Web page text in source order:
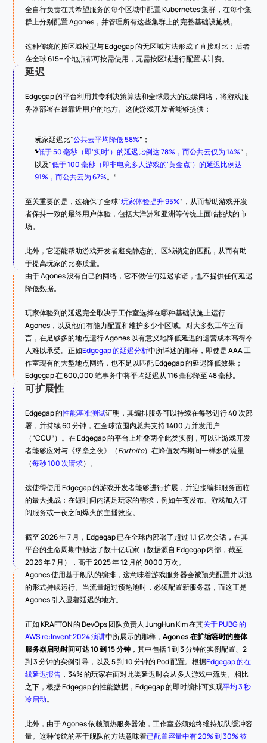
全自行负责在其希望服务的每个区域中配置 Kubernetes 集群，在每个集
群上分别配置 Agones，并管理所有这些集群上的完整基础设施栈。
这种传统的按区域模型与 Edgegap 的无区域方法形成了直接对比：后者
在全球 615+ 个地点都可按需使用，无需按区域进行配置或计费。
延迟
Edgegap 的平台利用其专利决策算法和全球最大的边缘网络，将游戏服
务器部署在最靠近用户的地方。这使游戏开发者能够提供：
玩家延迟比“公共云平均降低 58%”；
“低于 50 毫秒（即‘实时’）的延迟比例达 78%，而公共云仅为 14%”，
以及“低于 100 毫秒（即非电竞多人游戏的‘黄金点’）的延迟比例达
91%，而公共云为 67%。”
至关重要的是，这确保了全球“玩家体验提升 95%”，从而帮助游戏开发
者保持一致的最终用户体验，包括大洋洲和亚洲等传统上面临挑战的市
场。
此外，它还能帮助游戏开发者避免静态的、区域锁定的匹配，从而有助
于提高玩家的比赛质量。
由于 Agones 没有自己的网络，它不做任何延迟承诺，也不提供任何延迟
降低数据。
玩家体验到的延迟完全取决于工作室选择在哪种基础设施上运行
Agones，以及他们有能力配置和维护多少个区域。对大多数工作室而
言，在足够多的地点运行 Agones 以有意义地降低延迟的运营成本高得令
人难以承受。正如Edgegap 的延迟分析中所详述的那样，即使是 AAA 工
作室现有的大型地点网络，也不足以匹配 Edgegap 的延迟降低效果；
Edgegap 在 600,000 笔事务中将平均延迟从 116 毫秒降至 48 毫秒。
可扩展性
Edgegap 的性能基准测试证明，其编排服务可以持续在每秒进行 40 次部
署，并持续 60 分钟，在全球范围内总共支持 1400 万并发用户
（“CCU”）。在 Edgegap 的平台上堆叠两个此类实例，可以让游戏开发
者能够应对与《堡垒之夜》（Fortnite）在峰值发布期间一样多的流量
（每秒 100 次请求）。
这使得使用 Edgegap 的游戏开发者能够进行扩展，并迎接编排服务面临
的最大挑战：在短时间内满足玩家的需求，例如午夜发布、游戏加入订
阅服务或一夜之间爆火的主播效应。
截至 2026 年 7 月，Edgegap 已在全球内部署了超过 1.1 亿次会话，在其
平台的生命周期中触达了数十亿玩家（数据源自 Edgegap 内部，截至
2026 年 7 月），高于 2025 年 12 月的 8000 万次。
Agones 使用基于舰队的编排，这意味着游戏服务器会被预先配置并以池
的形式持续运行。当流量超过预热池时，必须配置新服务器，而这正是
Agones 引入显著延迟的地方。
正如 KRAFTON 的 DevOps 团队负责人 JungHun Kim 在其关于 PUBG 的
AWS re:Invent 2024 演讲中所展示的那样，Agones 在扩缩容时的整体
服务器启动时间可达 10 到 15 分钟 ，其中包括 1 到 3 分钟的实例配置、2
到 3 分钟的实例引导，以及 5 到 10 分钟的 Pod 配置。根据Edgegap 的在
线延迟报告 ，34% 的玩家在面对此类延迟时会从多人游戏中流失。相比
之下，根据 Edgegap 的性能数据，Edgegap 的即时编排可实现平均 3 秒
冷启动。
此外，由于 Agones 依赖预热服务器池，工作室必须始终维持舰队缓冲容
量。这种传统的基于舰队的方法意味着已配置容量中有 20% 到 30% 被